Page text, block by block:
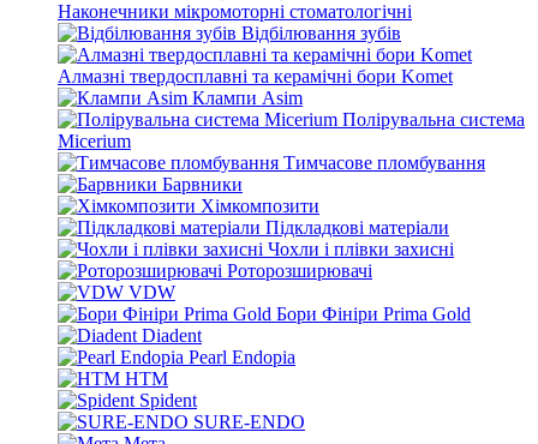
Наконечники мікромоторні стоматологічні
Відбілювання зубів
Алмазні твердосплавні та керамічні бори Komet
Клампи Asim
Полірувальна система
Micerium
Тимчасове пломбування
Барвники
Хімкомпозити
Підкладкові матеріали
Чохли і плівки захисні
Роторозширювачі
VDW
Бори Фініри Prima Gold
Diadent
Pearl Endopia
HTM
Spident
SURE-ENDO